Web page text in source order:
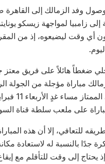
وفد الزمالك إلى القاهرة
زامبيا لمواجهة زيسكو
أي وقت ليضيعوه، إذ من
ضغطاً هائلاً على فريق
مباراة مؤجلة من الجولة
من الدوري المصري
على ملعب سلطة قناة
للتعافي، إلا أن هذه
جدًا بالنسبة له لاستعادة
يحتاج إلى وقت للتأقلم مع